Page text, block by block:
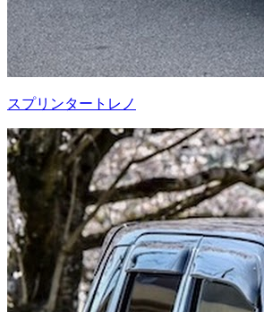
スプリンタートレノ